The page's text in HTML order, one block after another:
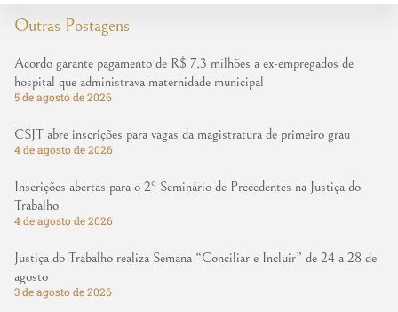
Outras Postagens
Acordo garante pagamento de R$ 7,3 milhões a ex-empregados de
hospital que administrava maternidade municipal
5 de agosto de 2026
CSJT abre inscrições para vagas da magistratura de primeiro grau
4 de agosto de 2026
Inscrições abertas para o 2º Seminário de Precedentes na Justiça do
Trabalho
4 de agosto de 2026
Justiça do Trabalho realiza Semana “Conciliar e Incluir” de 24 a 28 de
agosto
3 de agosto de 2026